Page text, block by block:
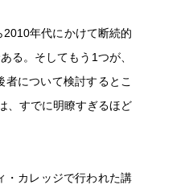
年代にかけて断続的
る。そしてもう1つが、
者について検討するとこ
、すでに明瞭すぎるほど
・カレッジで行われた講